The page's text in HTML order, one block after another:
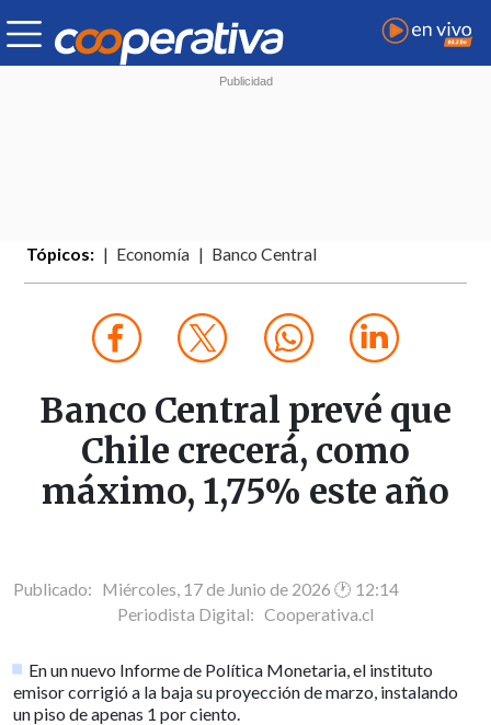
Tópicos: Economía Banco Central
Banco Central prevé que
Chile crecerá, como
máximo, 1,75% este año
Publicado: Miércoles, 17 de Junio de 2026 🕐 12:14
Periodista Digital: Cooperativa.cl
En un nuevo Informe de Política Monetaria, el instituto
emisor corrigió a la baja su proyección de marzo, instalando
un piso de apenas 1 por ciento.